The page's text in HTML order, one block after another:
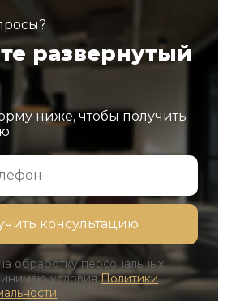
развернутый
ниже, чтобы получить
обработку персональных
условияПолитики